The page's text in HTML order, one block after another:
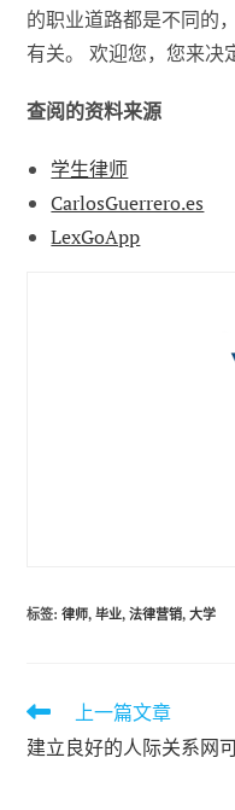
的职业道路都是不同的
有关。 欢迎您，您来决
查阅的资料来源
学生律师
CarlosGuerrero.es
LexGoApp
标签:律师, 毕业, 法律营销, 大学
阅
读
更
上一篇文章
建立良好的人际关系网